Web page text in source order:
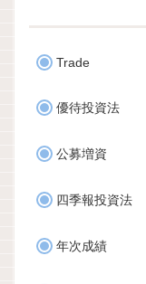
Trade
優待投資法
公募増資
四季報投資法
年次成績